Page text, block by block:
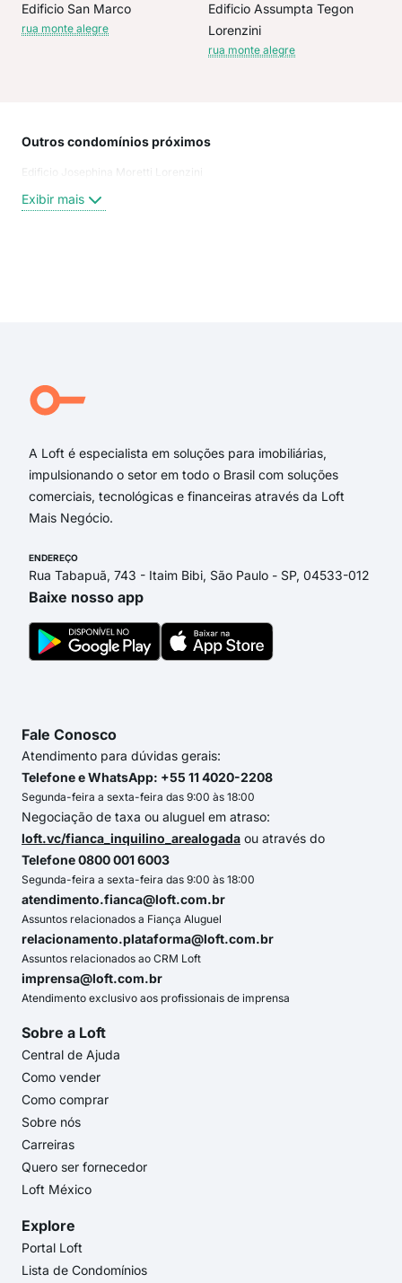
Edificio San Marco
rua monte alegre
Edificio Assumpta Tegon
Lorenzini
rua monte alegre
Outros condomínios próximos
Edificio Josephina Moretti Lorenzini
Exibir mais
A Loft é especialista em soluções para imobiliárias,
impulsionando o setor em todo o Brasil com soluções
comerciais, tecnológicas e financeiras através da Loft
Mais Negócio.
ENDEREÇO
Rua Tabapuã, 743 - Itaim Bibi, São Paulo - SP, 04533-012
Baixe nosso app
Fale Conosco
Atendimento para dúvidas gerais:
Telefone e WhatsApp: +55 11 4020-2208
Segunda-feira a sexta-feira das 9:00 às 18:00
Negociação de taxa ou aluguel em atraso:
loft.vc/fianca_inquilino_arealogada ou através do
Telefone 0800 001 6003
Segunda-feira a sexta-feira das 9:00 às 18:00
atendimento.fianca@loft.com.br
Assuntos relacionados a Fiança Aluguel
relacionamento.plataforma@loft.com.br
Assuntos relacionados ao CRM Loft
imprensa@loft.com.br
Atendimento exclusivo aos profissionais de imprensa
Sobre a Loft
Central de Ajuda
Como vender
Como comprar
Sobre nós
Carreiras
Quero ser fornecedor
Loft México
Explore
Portal Loft
Lista de Condomínios